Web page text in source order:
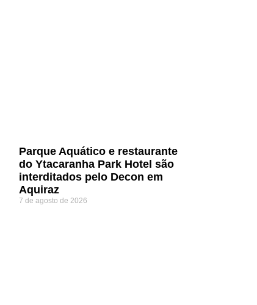
Parque Aquático e restaurante
do Ytacaranha Park Hotel são
interditados pelo Decon em
Aquiraz
7 de agosto de 2026